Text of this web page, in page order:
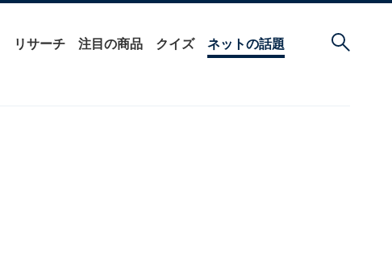
リサーチ 注目の商品 クイズ ネットの話題